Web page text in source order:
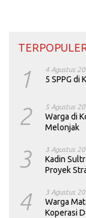
TERPOPULER
1 4 Agustus
5 SPPG di
2 5 Agustus
Warga di
Melonjak
3 3 Agustus
Kadin
Proyek
4 3 Agustus
Warga
Koperasi